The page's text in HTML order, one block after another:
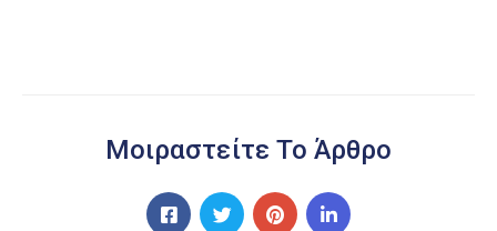
Μοιραστείτε Το Άρθρο